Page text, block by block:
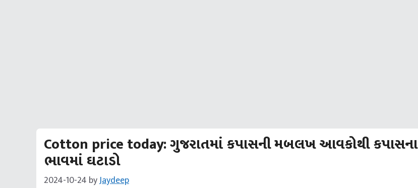
Cotton price today: ગુજરાતમાં કપાસની મબલખ આવકોથી કપાસના
ભાવમાં ઘટાડો
2024-10-24 byJaydeep